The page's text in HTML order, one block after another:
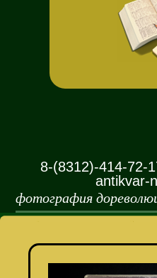
8-(8312)-414-72-
antikvar-
фотография